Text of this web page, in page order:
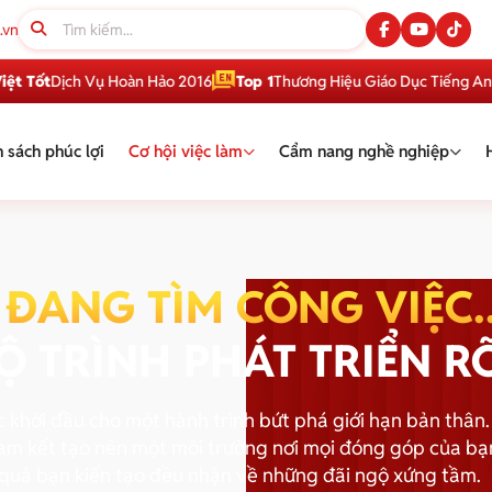
Vụ Hoàn Hảo 2016 Top 1Thương Hiệu Giáo Dục Tiếng Anh Việt
sách phúc lợi Cơ hội việc làm Cẩm nang nghề nghiệp
TÌM CÔNG
TRÌNH PHÁT TRIỂN
khởi đầu cho một hành trình bứt phá giới hạn bản
kết tạo nên một môi trường nơi mọi đóng góp của
quả bạn kiến tạo đều nhận về những đãi ngộ xứng tầm.